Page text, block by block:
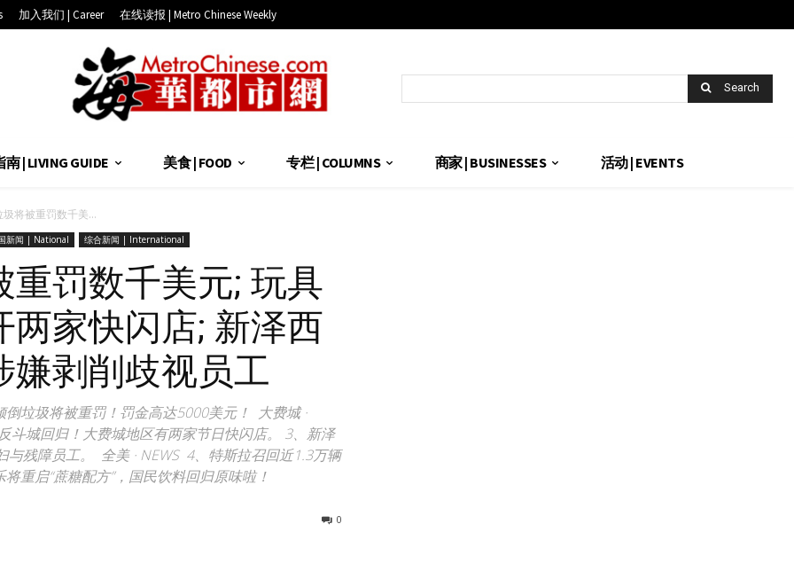
加入我们 | Career 在线读报 | Metro Chinese Weekly
Search
| LIVING GUIDE 美食 | FOOD 专栏 | COLUMNS 商家 | BUSINESSES 活动 | EVENTS
将被重罚数千美...
新闻 | National 综合新闻 | International
罚数千美元; 玩具
家快闪店; 新泽西
嫌剥削歧视员工
垃圾将被重罚！罚金高达5000美元！ 大费城 ·
斗城回归！大费城地区有两家节日快闪店。 3、新泽
残障员工。 全美 · NEWS 4、特斯拉召回近1.3万辆
重启“蔗糖配方”，国民饮料回归原味啦！
0